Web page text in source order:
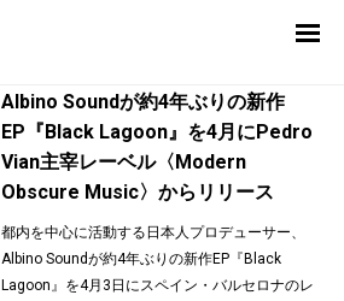
Albino Soundが約4年ぶりの新作
EP『Black Lagoon』を4月にPedro
Vian主宰レーベル〈Modern
Obscure Music〉からリリース
都内を中心に活動する日本人プロデューサー、
Albino Soundが約4年ぶりの新作EP『Black
Lagoon』を4月3日にスペイン・バルセロナのレ
News
Interview
Highlight
Report